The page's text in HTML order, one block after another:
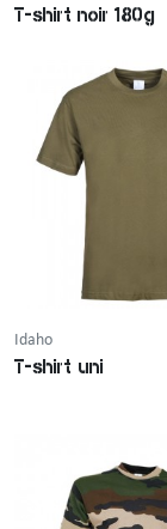
T-shirt noir 180g
Idaho
T-shirt uni